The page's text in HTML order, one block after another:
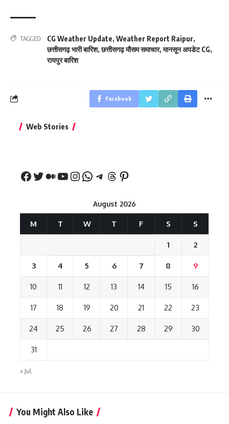
TAGGED: CG Weather Update, Weather Report Raipur,
छत्तीसगढ़ भारी बारिश,छत्तीसगढ़ मौसम समाचार,मानसून अपडेट CG,
रायपुर बारिश
Facebook
Web Stories
नीतीश कुमार का पहला
August 2026
M T W T F S S
1 2
3 4 5 6 7 8 9
10 11 12 13 14 15 16
17 18 19 20 21 22 23
24 25 26 27 28 29 30
31
« Jul
You Might Also Like